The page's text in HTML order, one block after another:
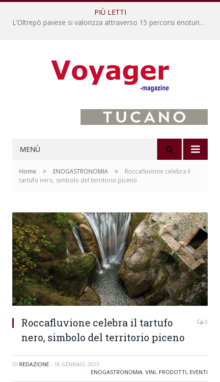
PIÙ LETTI
L’Oltrepò pavese si valorizza attraverso 15 percorsi enoturistici
MENÙ
Home » ENOGASTRONOMIA »
Roccafluvione celebra il
tartufo nero, simbolo del territorio piceno
Roccafluvione celebra il tartufo
nero, simbolo del territorio piceno
0
DI REDAZIONE - 18 GENNAIO 2025
ENOGASTRONOMIA, VINI, PRODOTTI, EVENTI